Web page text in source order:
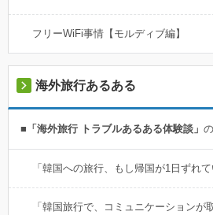
フリーWiFi事情【モルディブ編】
海外旅行あるある
■「海外旅行 トラブルあるある体験談」
「韓国への旅行、もし帰国が1日ずれて
「韓国旅行で、コミュニケーションが